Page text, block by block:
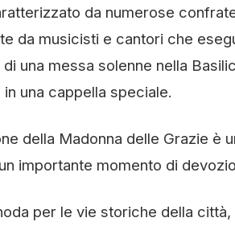
da numerose
da musicisti e cantori che
una messa solenne nella
una cappella speciale.
della Madonna delle Grazie è
importante momento di
per le vie storiche della